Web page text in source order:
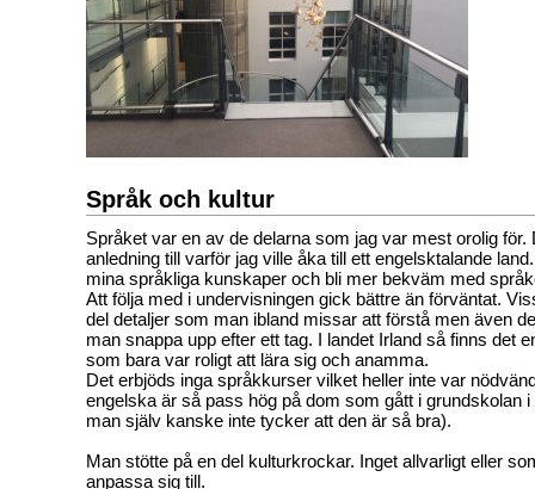
Språk och kultur
Språket var en av de delarna som jag var mest orolig för.
anledning till varför jag ville åka till ett engelsktalande
mina språkliga kunskaper och bli mer bekväm med
Att följa med i undervisningen gick bättre än förväntat.
del detaljer som man ibland missar att förstå men även
man snappa upp efter ett tag. I landet Irland så finns det
som bara var roligt att lära sig och anamma.
Det erbjöds inga språkkurser vilket heller inte var
engelska är så pass hög på dom som gått i grundskolan
man själv kanske inte tycker att den är så bra).
Man stötte på en del kulturkrockar. Inget allvarligt eller
anpassa sig till.